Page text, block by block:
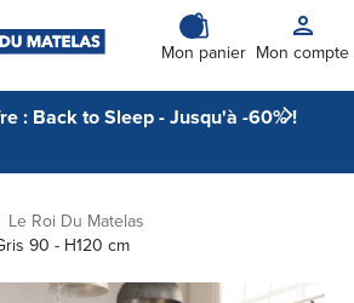
Mon panier Mon compte
: Back to Sleep - Jusqu'à -60% !
Le Roi Du Matelas
90 - H120 cm